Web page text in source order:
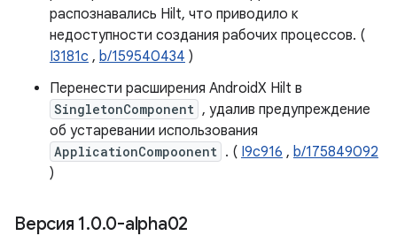
распознавались Hilt, что приводило к
недоступности создания рабочих процессов. (
I3181c , b/159540434 )
Перенести расширения AndroidX Hilt в
SingletonComponent , удалив предупреждение
об устаревании использования
ApplicationCompoonent . ( I9c916 , b/175849092
)
Версия 1.0.0-alpha02